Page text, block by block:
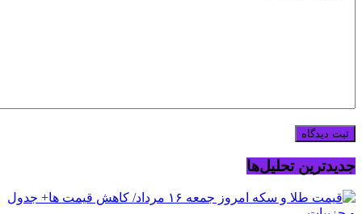
جدیدترین تحلیل‌ها